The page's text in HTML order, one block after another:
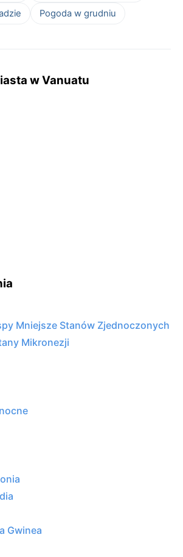
Pogoda w grudniu
w Vanuatu
Mniejsze Stanów Zjednoczonych
Mikronezji
Gwinea